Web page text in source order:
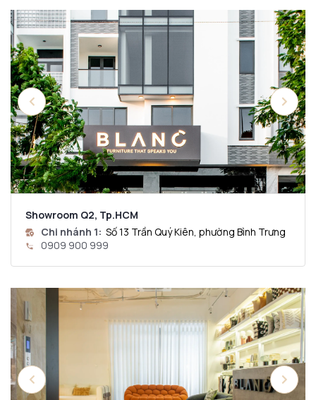
Showroom Q2, Tp.HCM
Chi nhánh 1: Số 13 Trần Quý Kiên, phường Bình Trưng
0909 900 999